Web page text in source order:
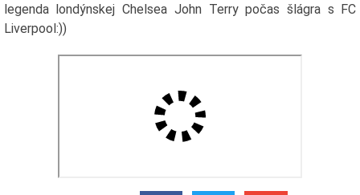
legenda londýnskej Chelsea John Terry počas šlágra s FC
Liverpool:))